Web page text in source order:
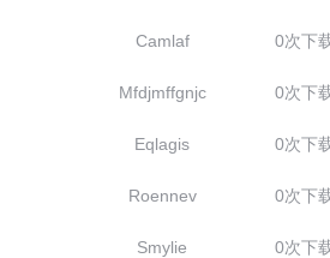
Camlaf 0次下
Mfdjmffgnjc 0次下
Eqlagis 0次下
Roennev 0次下
Smylie 0次下